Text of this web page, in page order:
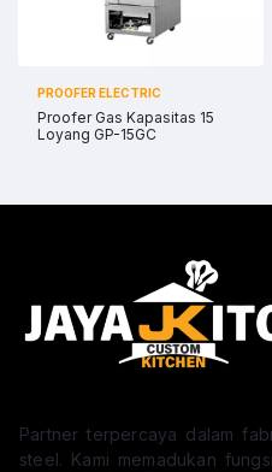
PROOFER ELECTRIC
Proofer Gas Kapasitas 15
Loyang GP-15GC
Partner terpercaya dalam
steel. Kami memadukan